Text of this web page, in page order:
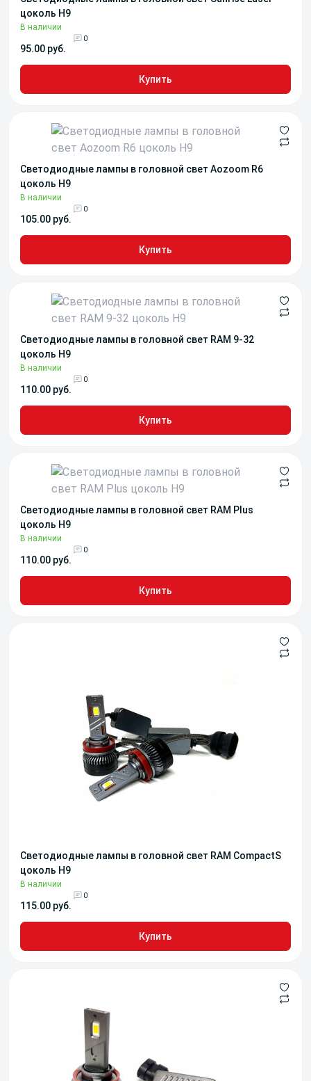
цоколь H9
В наличии
0
95.00 руб.
Купить
Светодиодные лампы в головной свет Aozoom R6
цоколь H9
В наличии
0
105.00 руб.
Купить
Светодиодные лампы в головной свет RAM 9-32
цоколь H9
В наличии
0
110.00 руб.
Купить
Светодиодные лампы в головной свет RAM Plus
цоколь H9
В наличии
0
110.00 руб.
Купить
Светодиодные лампы в головной свет RAM CompactS
цоколь H9
В наличии
0
115.00 руб.
Купить